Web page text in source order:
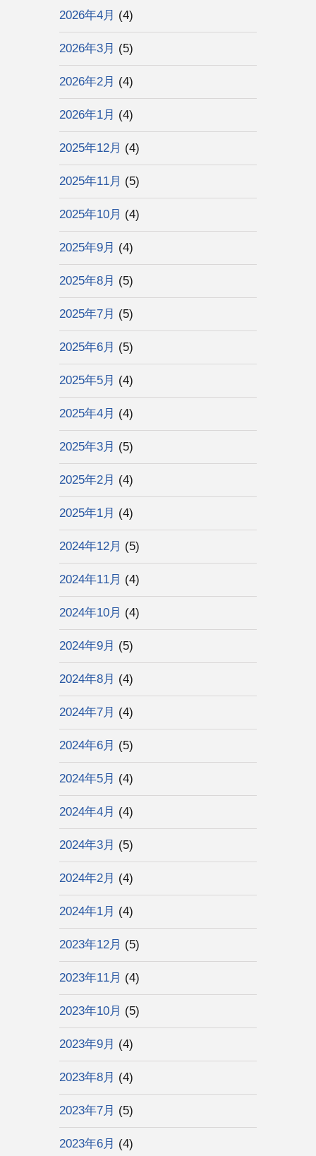
2026年4月 (4)
2026年3月 (5)
2026年2月 (4)
2026年1月 (4)
2025年12月 (4)
2025年11月 (5)
2025年10月 (4)
2025年9月 (4)
2025年8月 (5)
2025年7月 (5)
2025年6月 (5)
2025年5月 (4)
2025年4月 (4)
2025年3月 (5)
2025年2月 (4)
2025年1月 (4)
2024年12月 (5)
2024年11月 (4)
2024年10月 (4)
2024年9月 (5)
2024年8月 (4)
2024年7月 (4)
2024年6月 (5)
2024年5月 (4)
2024年4月 (4)
2024年3月 (5)
2024年2月 (4)
2024年1月 (4)
2023年12月 (5)
2023年11月 (4)
2023年10月 (5)
2023年9月 (4)
2023年8月 (4)
2023年7月 (5)
2023年6月 (4)